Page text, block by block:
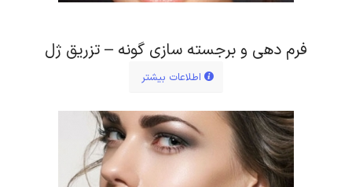
فرم دهی و برجسته سازی گونه – تزریق ژل
اطلاعات بیشتر